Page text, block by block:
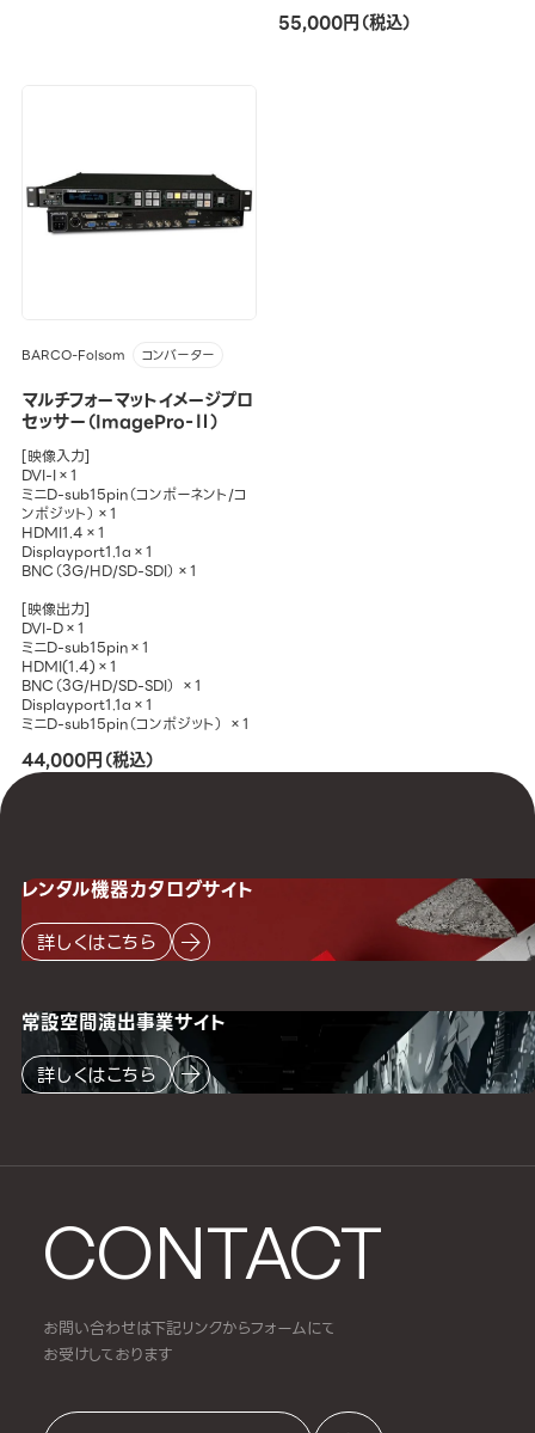
55,000円（税込）
BARCO-Folsom コンバーター
マルチフォーマットイメージプロ
セッサー（ImagePro-Ⅱ）
[映像入力]
DVI-I×1
ミニD-sub15pin（コンポーネント/コ
ンポジット）×1
HDMI1.4×1
Displayport1.1a×1
BNC（3G/HD/SD-SDI）×1
[映像出力]
DVI-D×1
ミニD-sub15pin×1
HDMI(1.4)×1
BNC（3G/HD/SD-SDI） ×1
Displayport1.1a×1
ミニD-sub15pin（コンポジット） ×1
44,000円（税込）
CONTACT
お問い合わせは下記リンクからフォームにて
お受けしております
レンタル機器カタログサイト
詳しくはこちら
常設空間演出事業サイト
詳しくはこちら